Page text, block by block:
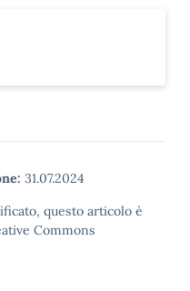
31.07.2024
questo articolo è
Commons